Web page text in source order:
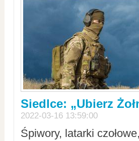
Siedlce: „Ubierz
2022-03-16 13:59:00
Śpiwory, latarki